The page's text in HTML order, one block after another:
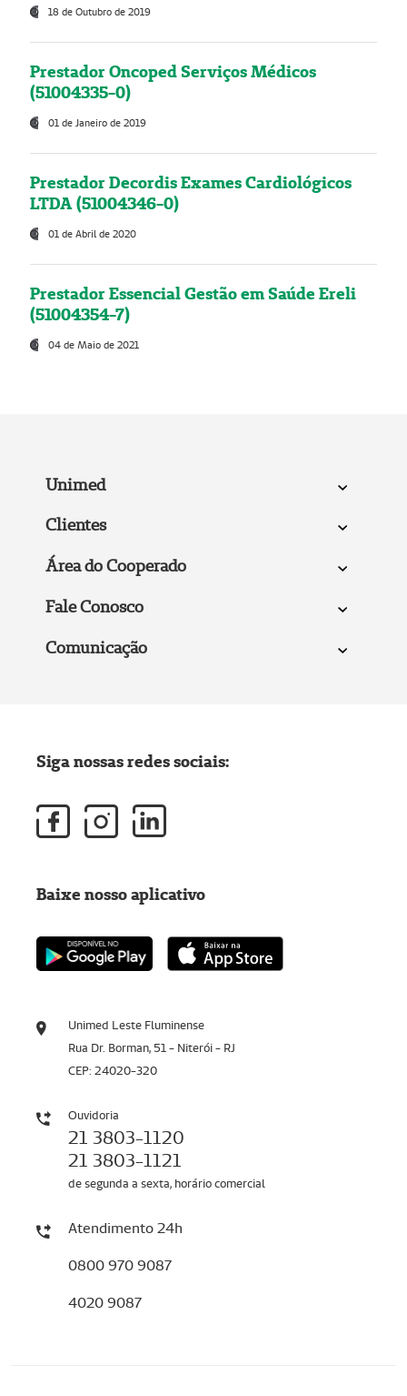
18 de Outubro de 2019
Prestador Oncoped Serviços Médicos
(51004335-0)
01 de Janeiro de 2019
Prestador Decordis Exames Cardiológicos
LTDA (51004346-0)
01 de Abril de 2020
Prestador Essencial Gestão em Saúde Ereli
(51004354-7)
04 de Maio de 2021
Unimed
Clientes
Área do Cooperado
Fale Conosco
Comunicação
Unimed Leste Fluminense
Rua Dr. Borman, 51 - Niterói - RJ
CEP: 24020-320
Ouvidoria
21 3803-1120
21 3803-1121
de segunda a sexta, horário comercial
Atendimento 24h
0800 970 9087
4020 9087
Siga nossas redes sociais:
Baixe nosso aplicativo